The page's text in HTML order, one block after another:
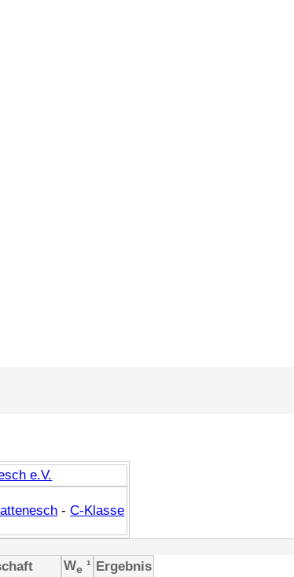
e.V.
-C-Klasse
We ¹ Ergebnis